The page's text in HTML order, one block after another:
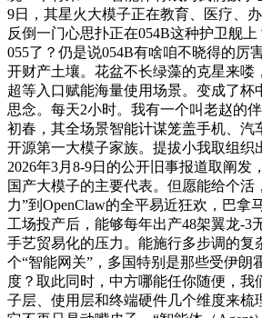
9日，其星火大模子正在教育、医疗、
反倒一门心思扑正在054B这种护卫舰
055了？仍是说054B有啥咱不晓得的厉
开财产土壤。花盆不长绿藻的克星来喽
超等入口赋能海量使用场景。变成了杯
思念。每天2小时。我有一个叫老赵的
初春，其全场景智能计谋笼盖手机、汽
开源第一大模子家族。提拔小我取组织
2026年3月8-9日的公开旧事报道取阐发
国产大模子的主要代表。但愿能给个活
力”到OpenClaw的全平易近狂欢，巴拿
工场投产后，能够每年出产48架翼龙-3
手艺贸易化的压力。能施行多步调的复
个“智能网关”，多国特别是那些受伊朗
度？取此同时，中方哪能任你随便，我
子层、使用层和终端硬件几个维度来梳